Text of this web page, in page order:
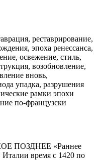
реставрирование,
эпоха ренессанса,
освежение, стиль,
возобновление,
вновь,
упадка, разрушения
рамки эпохи
по-французски
ПОЗДНЕЕ «Раннее
Италии время с 1420 по